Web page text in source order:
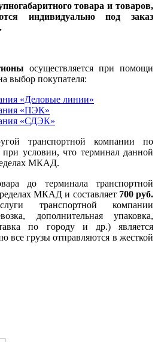
товара и товаров,
индивидуально под заказ
осуществляется при помощи
выбор покупателя:
«Деловые линии»
«ПЭК»
«СДЭК»
транспортной компании по
условии, что терминал данной
МКАД.
до терминала транспортной
МКАД и составляет 700 руб.
транспортной компании
дополнительная упаковка,
по городу и др.) является
все грузы отправляются в жесткой